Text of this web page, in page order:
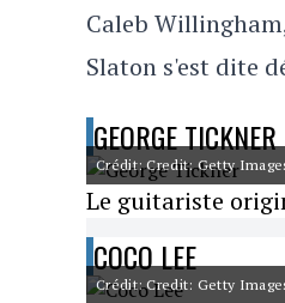
Caleb
Slaton s'est dite
GEORGE TICKNER
Crédit: Credit: Getty
Le guitariste
COCO LEE
Crédit: Credit: Getty